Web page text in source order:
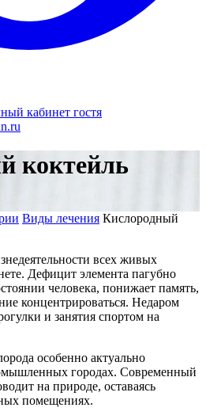
кабинет гостя
коктейль
Виды лечения Кислородный
всех живых
Дефицит элемента пагубно
человека, понижает память,
концентрироваться. Недаром
и занятия спортом на
особенно актуально
городах. Современный
на природе, оставаясь
помещениях.